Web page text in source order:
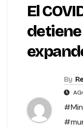
El
detiene
By